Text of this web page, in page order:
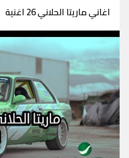
اغاني ماريتا الحلاني 26 اغنية